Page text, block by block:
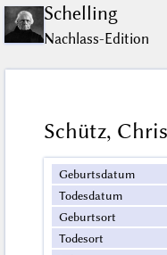
Schelling
Nachlass-Edition
Schütz,
Geburtsdatum
Todesdatum
Geburtsort
Todesort